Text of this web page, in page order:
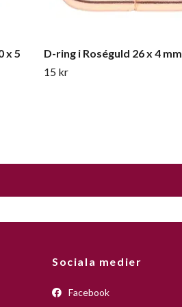
x 5
D-ring i Roséguld 26 x 4 mm
15 kr
Sociala medier
Facebook